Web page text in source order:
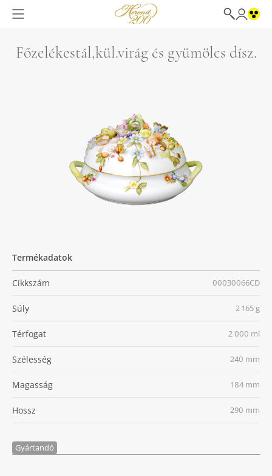
Főzelékestál,kül.virág és gyümölcs dísz.
Termékadatok
Cikkszám 00030066CD
Súly 2 165 g
Térfogat 2 000 ml
Szélesség 240 mm
Magasság 184 mm
Hossz 290 mm
Gyártandó